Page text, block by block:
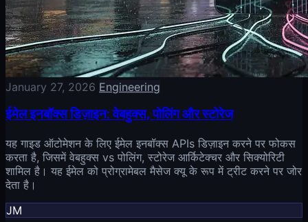
January 27, 2026 Engineering
ईमेल इनबॉक्स डिज़ाइन: वेबहुक्स, पोलिंग और स्टोरेज
यह गाइड ऑटोमेशन के लिए ईमेल इनबॉक्स APIs डिज़ाइन करने पर फोकस
करता है, जिसमें वेबहुक्स vs पोलिंग, स्टोरेज आर्किटेक्चर और सिक्योरिटी
शामिल है। यह ईमेल को प्रोग्रामेबल मैसेज क्यू के रूप में ट्रीट करने पर जोर
देता है।
JM